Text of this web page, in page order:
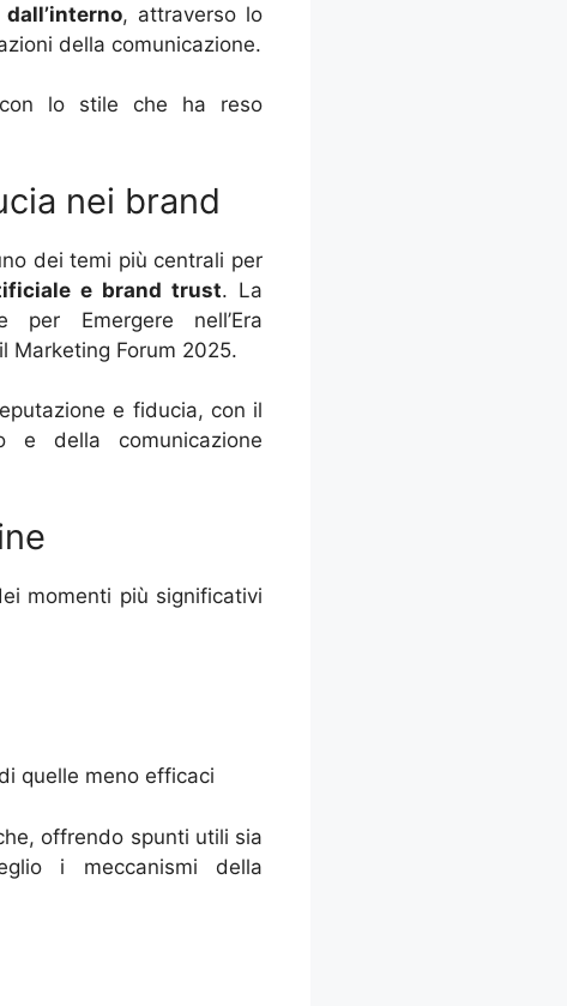
dall’interno, attraverso lo
della comunicazione.
lo stile che ha reso
nei brand
dei temi più centrali per
e brand trust. La
Emergere nell’Era
Marketing Forum 2025.
e fiducia, con il
e della comunicazione
momenti più significativi
quelle meno efficaci
offrendo spunti utili sia
i meccanismi della